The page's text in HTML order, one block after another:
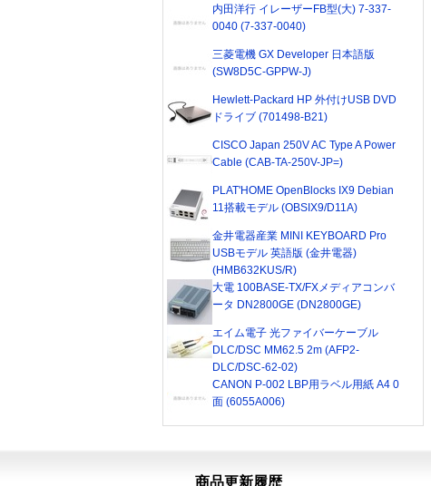
内田洋行 イレーザーFB型(大) 7-337-
0040 (7-337-0040)
三菱電機 GX Developer 日本語版
(SW8D5C-GPPW-J)
Hewlett-Packard HP 外付けUSB DVD
ドライブ (701498-B21)
CISCO Japan 250V AC Type A Power
Cable (CAB-TA-250V-JP=)
PLAT'HOME OpenBlocks IX9 Debian
11搭載モデル (OBSIX9/D11A)
金井電器産業 MINI KEYBOARD Pro
USBモデル 英語版 (金井電器)
(HMB632KUS/R)
大電 100BASE-TX/FXメディアコンバ
ータ DN2800GE (DN2800GE)
エイム電子 光ファイバーケーブル
DLC/DSC MM62.5 2m (AFP2-
DLC/DSC-62-02)
CANON P-002 LBP用ラベル用紙 A4 0
面 (6055A006)
商品更新履歴